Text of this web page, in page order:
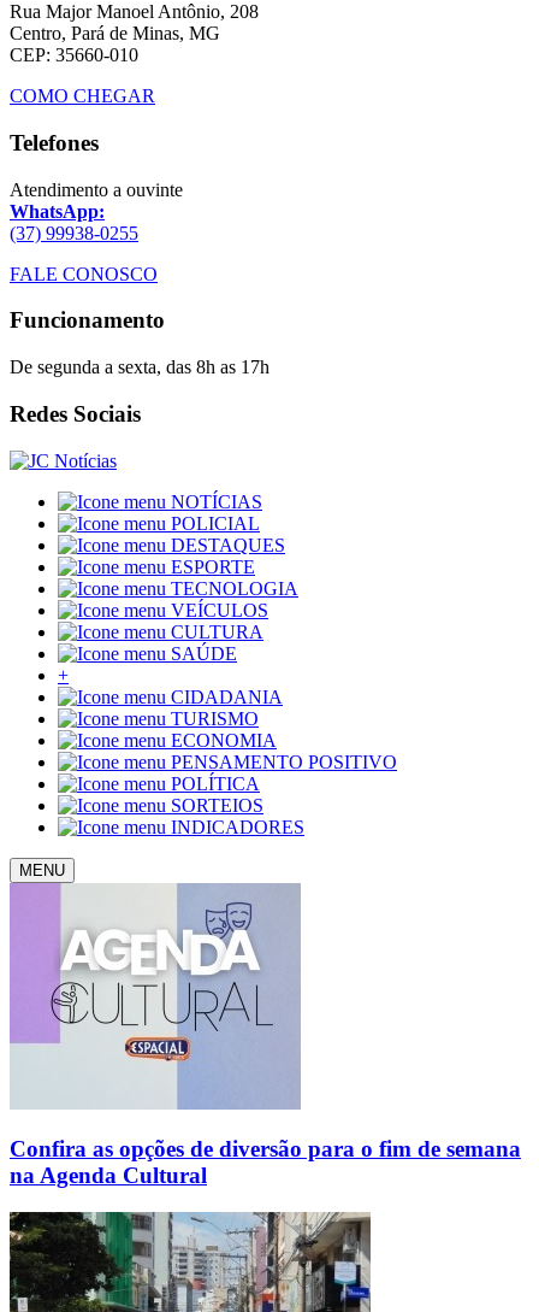
Rua Major Manoel Antônio, 208
Centro, Pará de Minas, MG
CEP: 35660-010
COMO CHEGAR
Telefones
Atendimento a ouvinte
WhatsApp:
(37) 99938-0255
FALE CONOSCO
Funcionamento
De segunda a sexta, das 8h as 17h
Redes Sociais
NOTÍCIAS
POLICIAL
DESTAQUES
ESPORTE
TECNOLOGIA
VEÍCULOS
CULTURA
SAÚDE
+
CIDADANIA
TURISMO
ECONOMIA
PENSAMENTO POSITIVO
POLÍTICA
SORTEIOS
INDICADORES
MENU
Confira as opções de diversão para o fim de semana
na Agenda Cultural